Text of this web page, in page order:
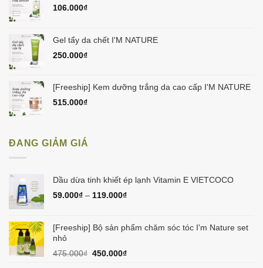
106.000₫
Gel tẩy da chết I'M NATURE
250.000₫
[Freeship] Kem dưỡng trắng da cao cấp I'M NATURE
515.000₫
ĐANG GIẢM GIÁ
Dầu dừa tinh khiết ép lạnh Vitamin E VIETCOCO
59.000₫ – 119.000₫
[Freeship] Bộ sản phẩm chăm sóc tóc I'm Nature set
nhỏ
475.000₫ Giá
450.000₫Giá